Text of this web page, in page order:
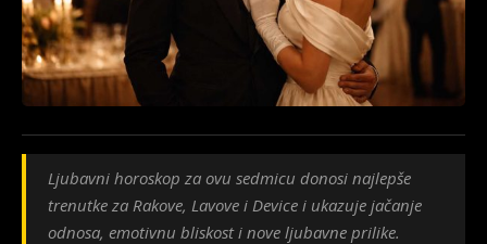
Ljubavni horoskop za ovu sedmicu donosi najlepše
trenutke za Rakove, Lavove i Device i ukazuje jačanje
odnosa, emotivnu bliskost i nove ljubavne prilike.